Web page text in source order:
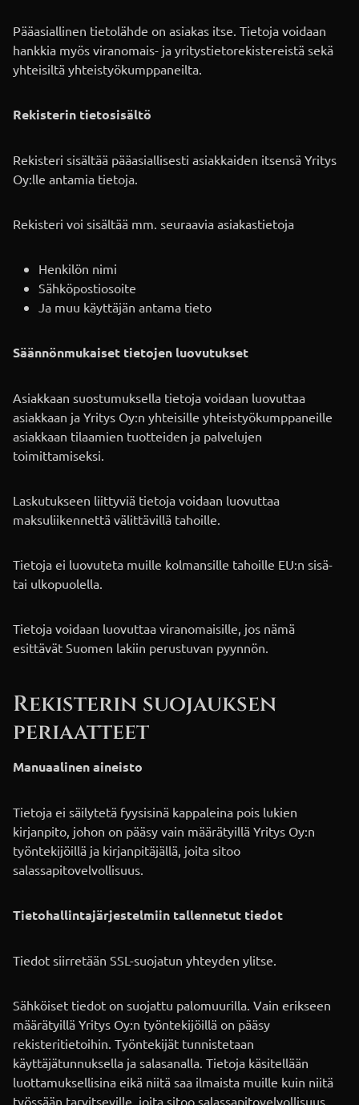
Pääasiallinen tietolähde on asiakas itse. Tietoja voidaan
hankkia myös viranomais- ja yritystietorekistereistä sekä
yhteisiltä yhteistyökumppaneilta.
Rekisterin tietosisältö
Rekisteri sisältää pääasiallisesti asiakkaiden itsensä Yritys
Oy:lle antamia tietoja.
Rekisteri voi sisältää mm. seuraavia asiakastietoja
Henkilön nimi
Sähköpostiosoite
Ja muu käyttäjän antama tieto
Säännönmukaiset tietojen luovutukset
Asiakkaan suostumuksella tietoja voidaan luovuttaa
asiakkaan ja Yritys Oy:n yhteisille yhteistyökumppaneille
asiakkaan tilaamien tuotteiden ja palvelujen
toimittamiseksi.
Laskutukseen liittyviä tietoja voidaan luovuttaa
maksuliikennettä välittävillä tahoille.
Tietoja ei luovuteta muille kolmansille tahoille EU:n sisä-
tai ulkopuolella.
Tietoja voidaan luovuttaa viranomaisille, jos nämä
esittävät Suomen lakiin perustuvan pyynnön.
Rekisterin suojauksen
periaatteet​
Manuaalinen aineisto
Tietoja ei säilytetä fyysisinä kappaleina pois lukien
kirjanpito, johon on pääsy vain määrätyillä Yritys Oy:n
työntekijöillä ja kirjanpitäjällä, joita sitoo
salassapitovelvollisuus.
Tietohallintajärjestelmiin tallennetut tiedot
Tiedot siirretään SSL-suojatun yhteyden ylitse.
Sähköiset tiedot on suojattu palomuurilla. Vain erikseen
määrätyillä Yritys Oy:n työntekijöillä on pääsy
rekisteritietoihin. Työntekijät tunnistetaan
käyttäjätunnuksella ja salasanalla. Tietoja käsitellään
luottamuksellisina eikä niitä saa ilmaista muille kuin niitä
työssään tarvitseville, joita sitoo salassapitovelvollisuus.